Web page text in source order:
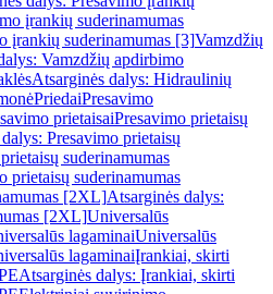
įrankių suderinamumas
įrankių suderinamumas [3]Vamzdžių
Vamzdžių apdirbimo
Atsarginės dalys: Hidraulinių
PriedaiPresavimo
prietaisaiPresavimo prietaisų
Presavimo prietaisų
suderinamumas
prietaisų suderinamumas
[2XL]Atsarginės dalys:
[2XL]Universalūs
lagaminaiUniversalūs
lagaminaiĮrankiai, skirti
Atsarginės dalys: Įrankiai, skirti